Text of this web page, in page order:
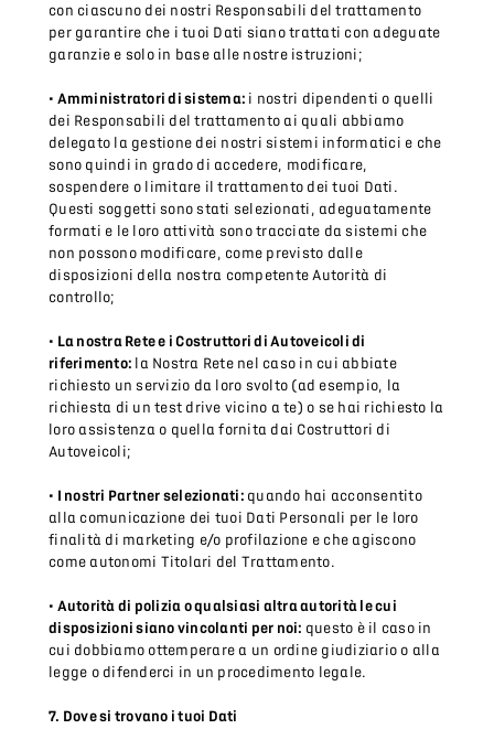
con ciascuno dei nostri Responsabili del trattamento
per garantire che i tuoi Dati siano trattati con adeguate
garanzie e solo in base alle nostre istruzioni;
• Amministratori di sistema: i nostri dipendenti o quelli
dei Responsabili del trattamento ai quali abbiamo
delegato la gestione dei nostri sistemi informatici e che
sono quindi in grado di accedere, modificare,
sospendere o limitare il trattamento dei tuoi Dati.
Questi soggetti sono stati selezionati, adeguatamente
formati e le loro attività sono tracciate da sistemi che
non possono modificare, come previsto dalle
disposizioni della nostra competente Autorità di
controllo;
• La nostra Rete e i Costruttori di Autoveicoli di
riferimento: la Nostra Rete nel caso in cui abbiate
richiesto un servizio da loro svolto (ad esempio, la
richiesta di un test drive vicino a te) o se hai richiesto la
loro assistenza o quella fornita dai Costruttori di
Autoveicoli;
• I nostri Partner selezionati: quando hai acconsentito
alla comunicazione dei tuoi Dati Personali per le loro
finalità di marketing e/o profilazione e che agiscono
come autonomi Titolari del Trattamento.
• Autorità di polizia o qualsiasi altra autorità le cui
disposizioni siano vincolanti per noi: questo è il caso in
cui dobbiamo ottemperare a un ordine giudiziario o alla
legge o difenderci in un procedimento legale.
7. Dove si trovano i tuoi Dati